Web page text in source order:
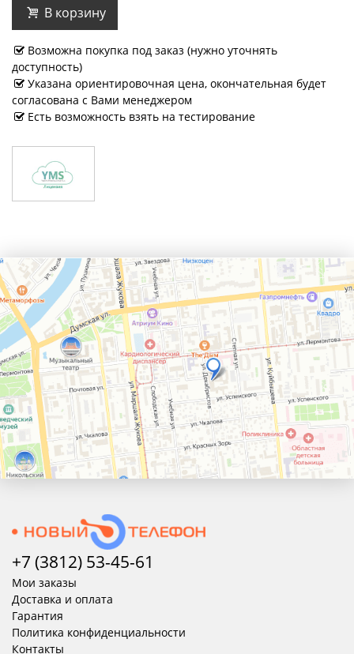
В корзину
Возможна покупка под заказ (нужно уточнять
доступность)
Указана ориентировочная цена, окончательная будет
согласована с Вами менеджером
Есть возможность взять на тестирование
+7 (3812) 53-45-61
Мои заказы
Доставка и оплата
Гарантия
Политика конфиденциальности
Контакты